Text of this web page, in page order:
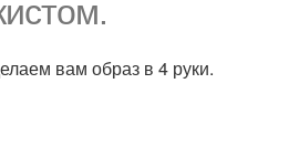
вам образ в 4 руки.